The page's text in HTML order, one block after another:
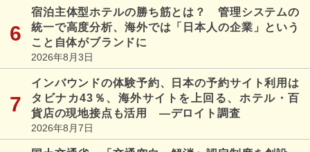
宿泊主体型ホテルの勝ち筋とは？ 管理システムの
統一で高度分析、海外では「日本人の企業」という
こと自体がブランドに
2026年8月3日
インバウンドの体験予約、日本の予約サイト利用は
タビナカ43％、海外サイトを上回る、ホテル・百
貨店の現地接点も活用 ―デロイト調査
2026年8月7日